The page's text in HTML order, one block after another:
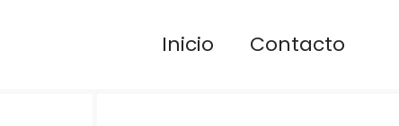
Inicio Contacto